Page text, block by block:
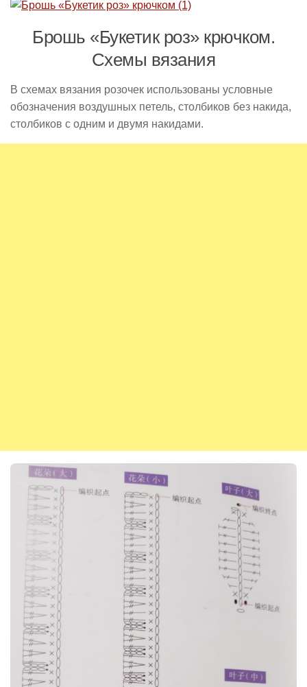
Брошь «Букетик роз» крючком.
Схемы вязания
В схемах вязания розочек использованы условные
обозначения воздушных петель, столбиков без накида,
столбиков с одним и двумя накидами.